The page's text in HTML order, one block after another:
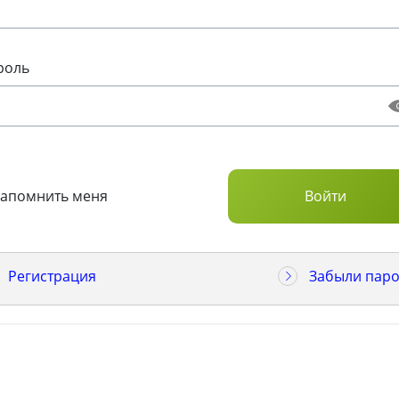
меня
Регистрация Забыли